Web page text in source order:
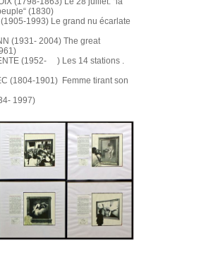
(1830)
1993) Le grand nu écarlate
(1931- 2004) The great
(1952- ) Les 14 stations .
(1804-1901) Femme tirant son
1997)